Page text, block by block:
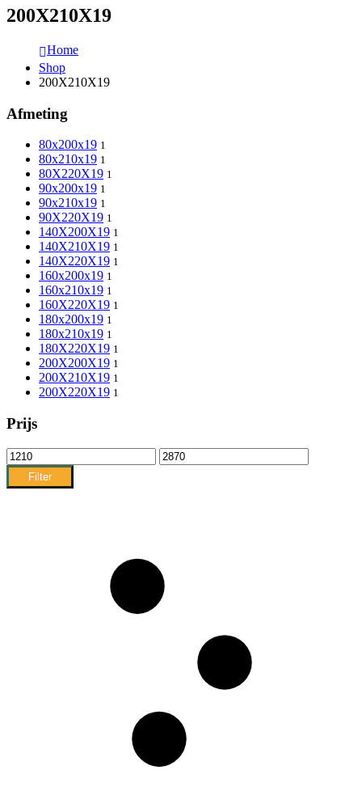
200X210X19
Home
Shop
200X210X19
Afmeting
80x200x19 1
80x210x19 1
80X220X19 1
90x200x19 1
90x210x19 1
90X220X19 1
140X200X19 1
140X210X19 1
140X220X19 1
160x200x19 1
160x210x19 1
160X220X19 1
180x200x19 1
180x210x19 1
180X220X19 1
200X200X19 1
200X210X19 1
200X220X19 1
Prijs
Min.
prijs
Max.
prijs
Filter